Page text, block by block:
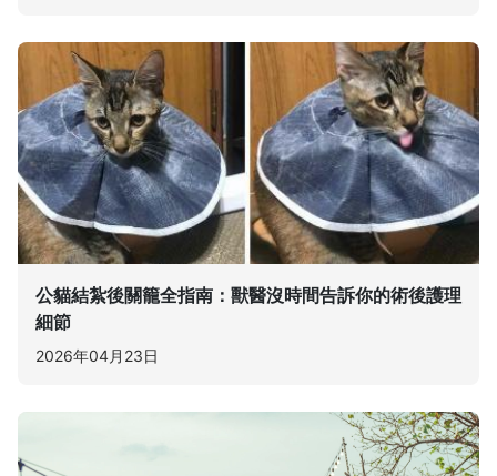
公貓結紮後關籠全指南：獸醫沒時間告訴你的術後護理
細節
2026年04月23日